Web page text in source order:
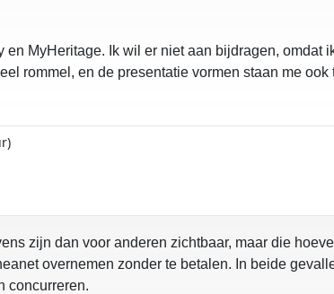
MyHeritage. Ik wil er niet aan bijdragen, omdat
rommel, en de presentatie vormen staan me
zijn dan voor anderen zichtbaar, maar die
overnemen zonder te betalen. In beide
concurreren.